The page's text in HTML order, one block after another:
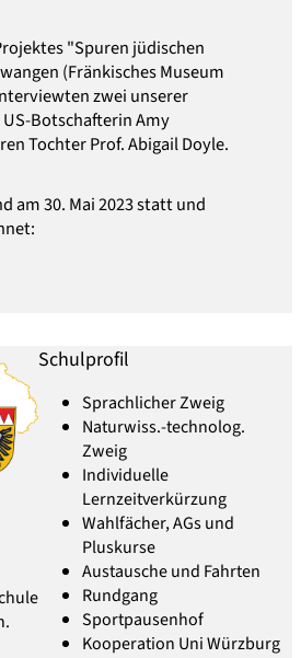
"Spuren jüdischen
(Fränkisches Museum
zwei unserer
Botschafterin Amy
Tochter Prof. Abigail Doyle.
am 30. Mai 2023 statt und
Schulprofil
Sprachlicher Zweig
Naturwiss.-technolog.
Zweig
Individuelle
Lernzeitverkürzung
Wahlfächer, AGs und
Pluskurse
Austausche und Fahrten
Rundgang
Sportpausenhof
Kooperation Uni Würzburg